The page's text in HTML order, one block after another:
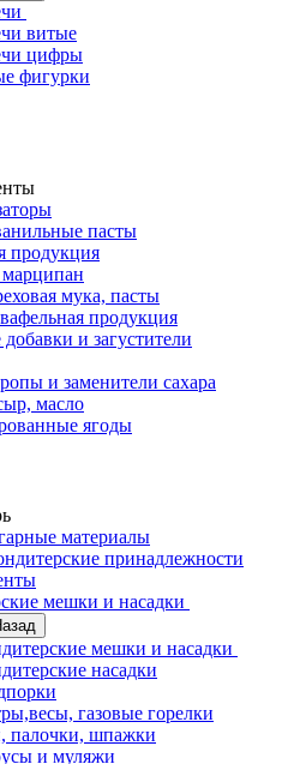
витые
цифры
фигурки
пасты
продукция
мука, пасты
продукция
и загустители
и заменители сахара
масло
ягоды
материалы
принадлежности
мешки и насадки
мешки и насадки
насадки
газовые горелки
палочки, шпажки
и муляжи